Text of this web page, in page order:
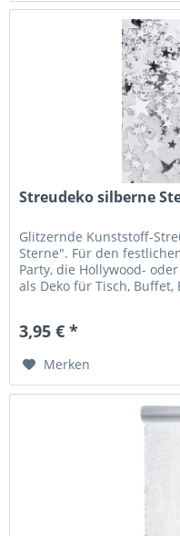
Streudeko silberne
Glitzernde Kunststoff-
Sterne". Für den
Party, die Hollywood-
als Deko für Tisch, Buffet,
3,95 € *
Merken